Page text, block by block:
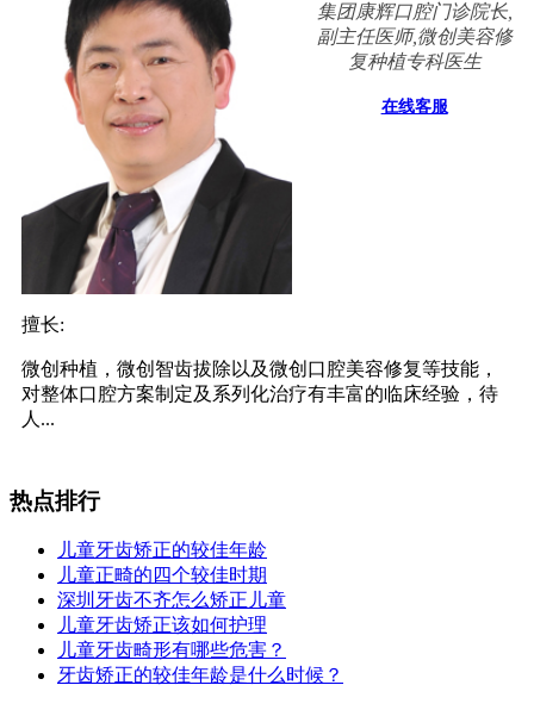
集团康辉口腔门诊院长,
副主任医师,微创美容修
复种植专科医生
在线客服
擅长:
微创种植，微创智齿拔除以及微创口腔美容修复等技能，
对整体口腔方案制定及系列化治疗有丰富的临床经验，待
人...
热点排行
儿童牙齿矫正的较佳年龄
儿童正畸的四个较佳时期
深圳牙齿不齐怎么矫正儿童
儿童牙齿矫正该如何护理
儿童牙齿畸形有哪些危害？
牙齿矫正的较佳年龄是什么时候？